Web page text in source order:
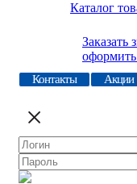
Каталог
Заказать
оформить
Контакты Акции